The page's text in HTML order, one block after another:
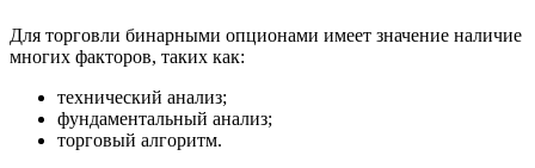
Для торговли бинарными опционами имеет значение наличие
многих факторов, таких как:
технический анализ;
фундаментальный анализ;
торговый алгоритм.